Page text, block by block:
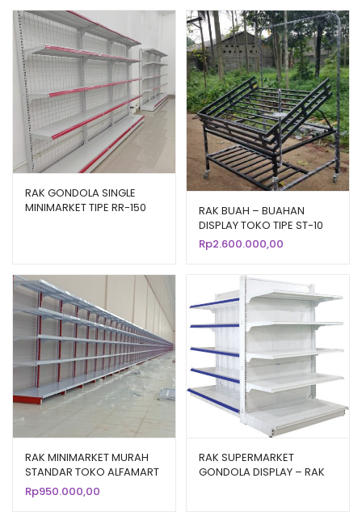
RAK GONDOLA SINGLE
MINIMARKET TIPE RR-150
RAK BUAH – BUAHAN
DISPLAY TOKO TIPE ST-10
RAJA RAK
Rp2.600.000,00
RAK MINIMARKET MURAH
STANDAR TOKO ALFAMART
TIPE ZA-16
Rp950.000,00
RAK SUPERMARKET
GONDOLA DISPLAY – RAK